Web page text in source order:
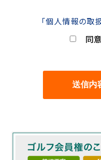
「個人情報の取
同